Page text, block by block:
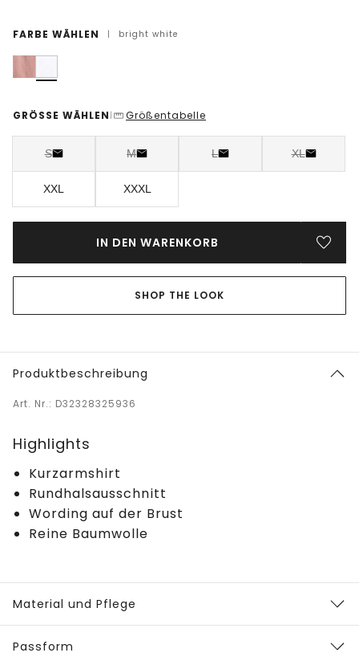
FARBE WÄHLEN | bright white
GRÖSSE WÄHLEN | Größentabelle
S M L XL
XXL XXXL
IN DEN WARENKORB
SHOP THE LOOK
Produktbeschreibung
Art. Nr.: D32328325936
Highlights
Kurzarmshirt
Rundhalsausschnitt
Wording auf der Brust
Reine Baumwolle
Material und Pflege
Passform